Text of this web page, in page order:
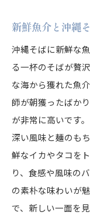
新鮮魚介と沖縄
沖縄そばに新鮮な
る一杯のそばが贅
な海から獲れた魚
師が朝獲ったばか
が非常に高いです
深い風味と麺のも
鮮なイカやタコを
り、食感や風味の
の素朴な味わいが
で、新しい一面を